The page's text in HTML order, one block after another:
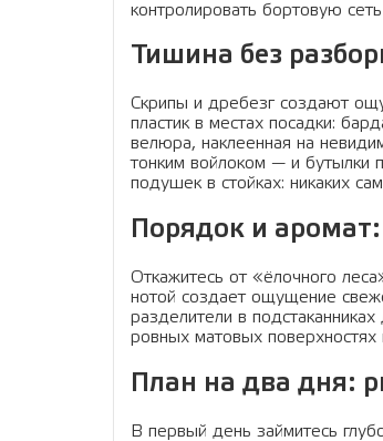
контролировать бортовую
Тишина без
Скрипы и дребезг создают
пластик в местах посадки:
велюра, наклеенная на
тонким войлоком — и бутылки
подушек в стойках: никаких
Порядок и
Откажитесь от «ёлочного
нотой создает ощущение
разделители в
ровных матовых поверхностях
План на два дня:
В первый день займитесь